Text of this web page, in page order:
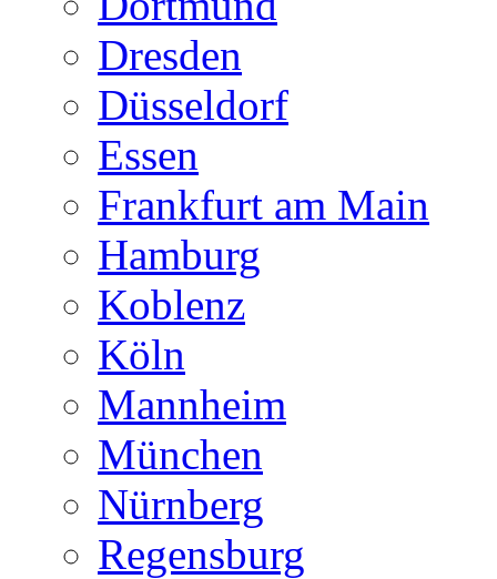
Dresden
Düsseldorf
Essen
Frankfurt am Main
Hamburg
Koblenz
Köln
Mannheim
München
Nürnberg
Regensburg